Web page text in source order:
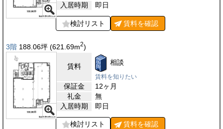
入居時期
即日
検討リスト 賃料を確認
3階 188.06坪 (621.69m2)
賃料 相談
賃料を知りたい
保証金
12ヶ月
礼金
無
入居時期
即日
検討リスト 賃料を確認